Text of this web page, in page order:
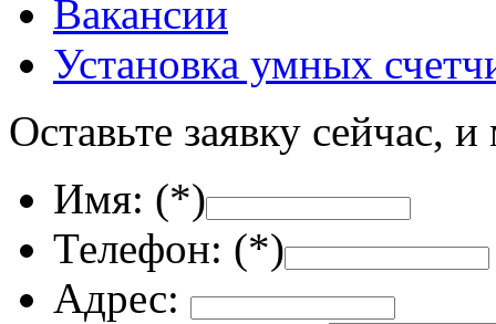
Вакансии
Установка умных
Оставьте заявку сейчас,
Имя: (*)
Телефон: (*)
Адрес: